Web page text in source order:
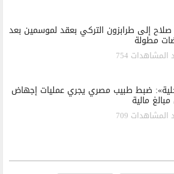
إلى طرابزون التركي بعقد لموسمين بعد
مطولة
754
ضبط طبيب مصري يجري عمليات إجهاض
مالية
709